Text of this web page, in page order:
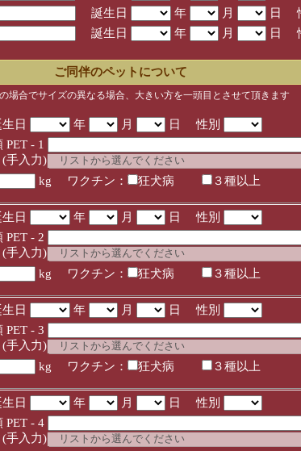
誕生日 年 月
日
誕生日 年 月 日
ご同伴のペットについて
場合でサイズの異なる場合、大きい方を一頭目とさせて頂きます
日 年 月
日 性別
- 1
)
kg ワクチン： 狂犬病 ３種以上
日 年 月
日 性別
- 2
)
kg ワクチン： 狂犬病 ３種以上
日 年 月
日 性別
- 3
)
kg ワクチン： 狂犬病 ３種以上
日 年 月
日 性別
- 4
)